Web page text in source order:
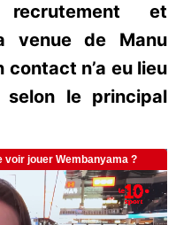
et
venue de Manu
contact n’a eu lieu
le principal